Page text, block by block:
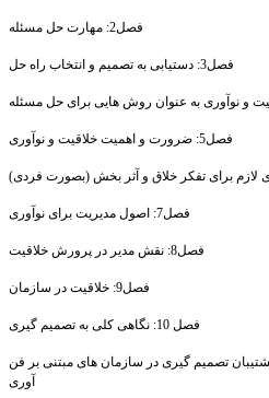
فصل2: مهارت حل مسئله
فصل3: دستیابی به تصمیم و انتخاب راه حل
فصل5: ضرورت و اهمیت خلاقیت و نوآوری
فصل7: اصول مدیریت برای نوآوری
فصل8: نقش مدیر در پرورش خلاقیت
فصل9: خلاقیت در سازمان
فصل 10: نگاهی کلی به تصمیم گیری
پشتیبان تصمیم گیری در سازمان های مبتنی بر فن
آوری